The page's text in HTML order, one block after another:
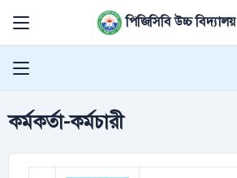
পিজিসিবি উচ্চ বিদ্যালয়
কর্মকর্তা-কর্মচারী